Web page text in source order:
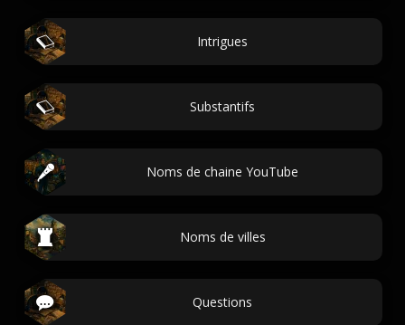
Intrigues
Substantifs
Noms de chaine YouTube
Noms de villes
Questions